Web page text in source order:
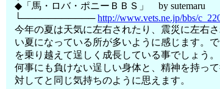
◆「馬・ロバ・ポニーＢＢＳ」 by sutemaru
└───────────http://www.vets.ne.jp/bbs/
今年の夏は天気に左右されたり、震災に左右
い夏になっている所が多いように感じます。
を乗り越えて逞しく成長している事でしょう。
何事にも負けない逞しい身体と、精神を持っ
対してと同じ気持ちのように思えます。